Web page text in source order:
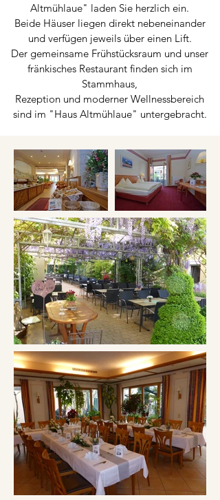
Altmühlaue" laden Sie herzlich ein.
Beide Häuser liegen direkt nebeneinander
und verfügen jeweils über einen Lift.
Der gemeinsame Frühstücksraum und unser
fränkisches Restaurant finden sich im
Stammhaus,
Rezeption und moderner Wellnessbereich
sind im "Haus Altmühlaue" untergebracht.